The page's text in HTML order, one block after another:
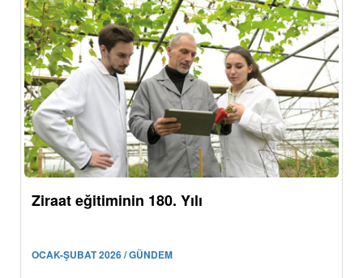
Ziraat eğitiminin 180. Yılı
OCAK-ŞUBAT 2026 / GÜNDEM